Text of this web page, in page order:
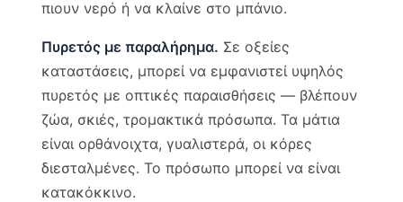
πιουν νερό ή να κλαίνε στο μπάνιο.
Πυρετός με παραλήρημα. Σε οξείες
καταστάσεις, μπορεί να εμφανιστεί υψηλός
πυρετός με οπτικές παραισθήσεις — βλέπουν
ζώα, σκιές, τρομακτικά πρόσωπα. Τα μάτια
είναι ορθάνοιχτα, γυαλιστερά, οι κόρες
διεσταλμένες. Το πρόσωπο μπορεί να είναι
κατακόκκινο.